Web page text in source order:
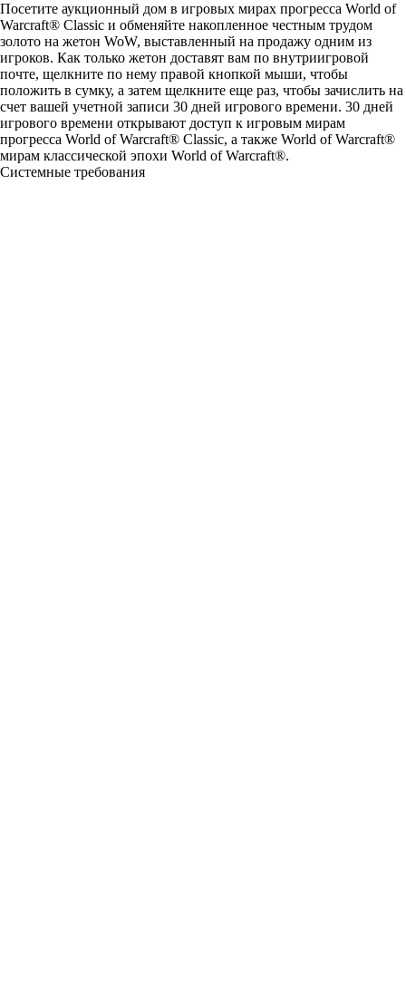
Посетите аукционный дом в игровых мирах прогресса World of
Warcraft® Classic и обменяйте накопленное честным трудом
золото на жетон WoW, выставленный на продажу одним из
игроков. Как только жетон доставят вам по внутриигровой
почте, щелкните по нему правой кнопкой мыши, чтобы
положить в сумку, а затем щелкните еще раз, чтобы зачислить на
счет вашей учетной записи 30 дней игрового времени. 30 дней
игрового времени открывают доступ к игровым мирам
прогресса World of Warcraft® Classic, а также World of Warcraft®
мирам классической эпохи World of Warcraft®.
Системные требования